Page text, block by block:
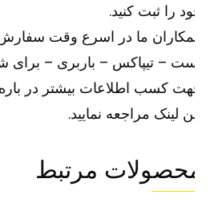
را ثبت کنید.
ما در اسرع وقت سفارش
– تیپاکس – باربری – برای شما
کسب اطلاعات بیشتر در باره
لینکمراجعه نمایید.
مرتبط